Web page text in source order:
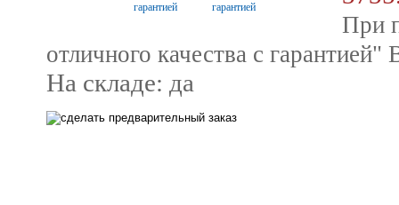
При
отличного качества с
На складе: да